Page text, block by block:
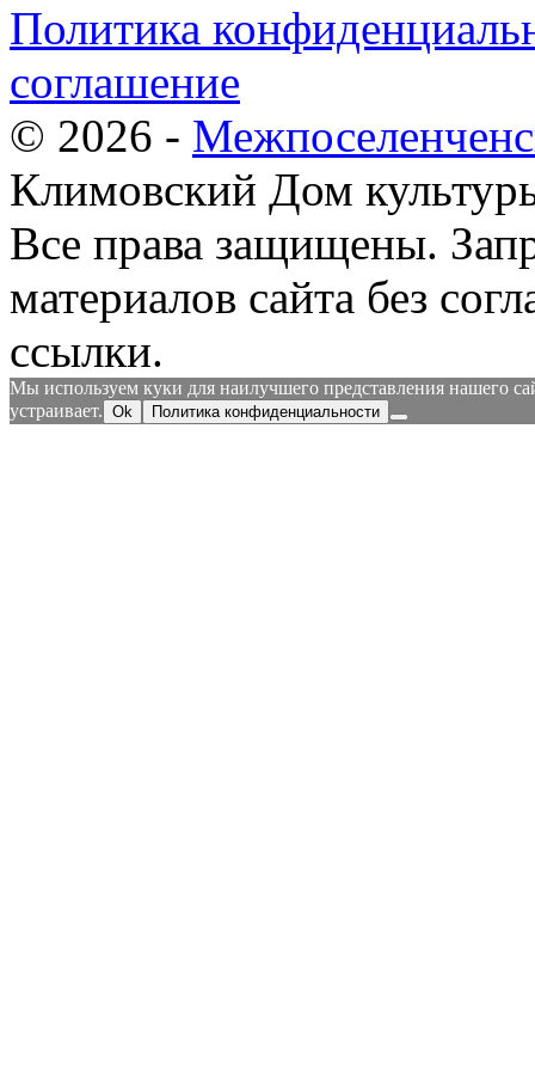
Политика
соглашение
© 2026 -
Климовский Дом
Все права защищены.
материалов сайта без
ссылки.
Мы используем куки для наилучшего представления нашего
устраивает. Ok Политика конфиденциальности